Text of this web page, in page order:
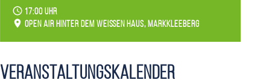
17:00 Uhr
Open Air hinter dem weißen Haus, Markkleeberg
Veranstaltungs­kalender